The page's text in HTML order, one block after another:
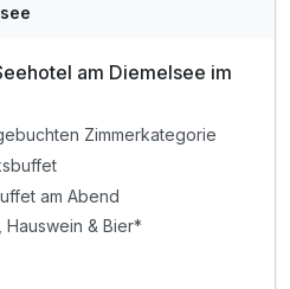
am Diemelsee im
Zimmerkategorie
am Abend
& Bier*